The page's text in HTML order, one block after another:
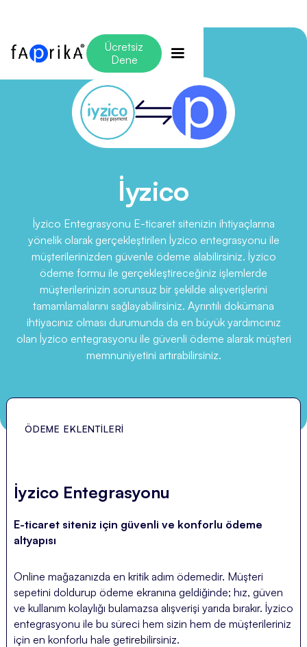
Ücretsiz
Dene
İyzico
İyzico Entegrasyonu E-ticaret sitenizin ihtiyaçlarına
yönelik olarak gerçekleştirilen İyzico entegrasyonu ile
müşterilerinizden güvenle ödeme alabilirsiniz. İyzico
ödeme formu ile gerçekleştireceğiniz işlemlerde
müşterilerinizin sorunsuz bir şekilde alışverişlerini
tamamlamalarını sağlayabilirsiniz. Ayrıntılı dokümana
ihtiyacınız olması durumunda da en büyük yardımcınız
olan İyzico entegrasyonu ile güvenli ödeme alarak müşteri
memnuniyetini artırabilirsiniz.
ÖDEME EKLENTILERI
İyzico Entegrasyonu
E-ticaret siteniz için güvenli ve konforlu ödeme
altyapısı
Online mağazanızda en kritik adım ödemedir. Müşteri
sepetini doldurup ödeme ekranına geldiğinde; hız, güven
ve kullanım kolaylığı bulamazsa alışverişi yarıda bırakır. İyzico
entegrasyonu ile bu süreci hem sizin hem de müşterileriniz
için en konforlu hale getirebilirsiniz.